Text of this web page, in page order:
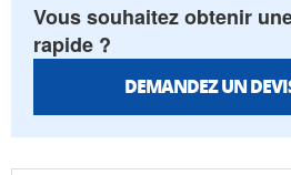
Vous souhaitez obtenir
rapide ?
DEMANDEZ UN